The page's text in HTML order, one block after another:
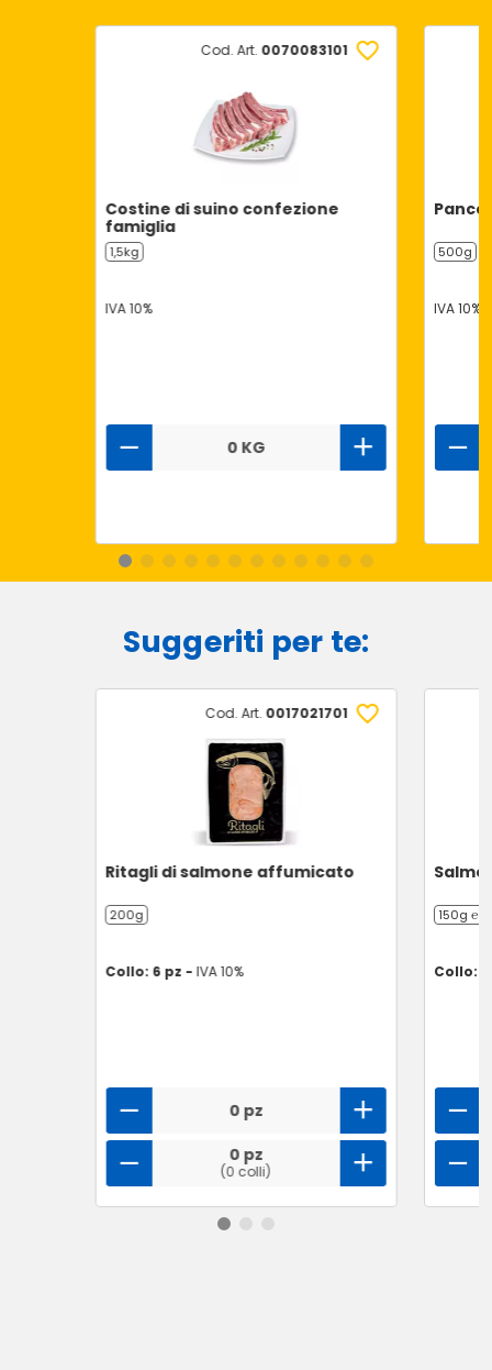
Cod. Art. 0070083101
Costine di suino confezione
famiglia
1,5kg
IVA 10%
0 KG
500g
IVA 10%
Suggeriti per te:
Cod. Art. 0017021701
Ritagli di salmone affumicato
200g
Collo: 6 pz - IVA 10%
0 pz
0 pz
(0 colli)
150g ℮
Collo: